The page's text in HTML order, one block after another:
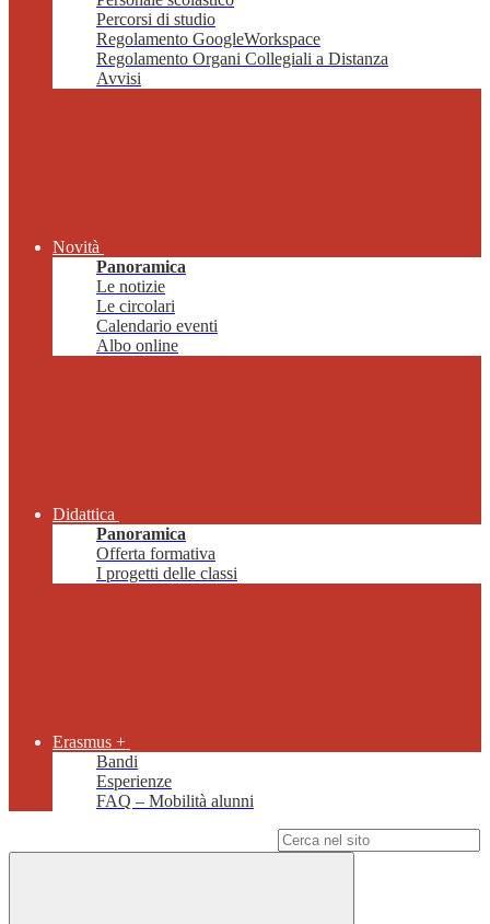
Percorsi di studio
Regolamento GoogleWorkspace
Regolamento Organi Collegiali a Distanza
Avvisi
Novità
Panoramica
Le notizie
Le circolari
Calendario eventi
Albo online
Didattica
Panoramica
Offerta formativa
I progetti delle classi
Erasmus +
Bandi
Esperienze
FAQ – Mobilità alunni